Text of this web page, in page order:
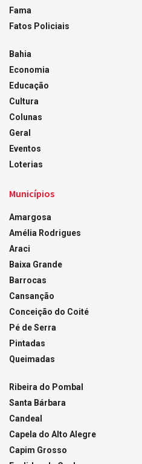
Fama
Fatos Policiais
Bahia
Economia
Educação
Cultura
Colunas
Geral
Eventos
Loterias
Municípios
Amargosa
Amélia Rodrigues
Araci
Baixa Grande
Barrocas
Cansanção
Conceição do Coité
Pé de Serra
Pintadas
Queimadas
Ribeira do Pombal
Santa Bárbara
Candeal
Capela do Alto Alegre
Capim Grosso